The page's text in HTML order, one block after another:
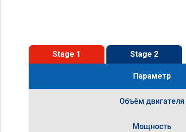
Stage 1 Stage 2
Параметр
Объём двигателя
Мощность